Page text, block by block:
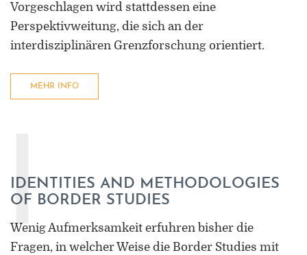
Vorgeschlagen wird stattdessen eine
Perspektivweitung, die sich an der
interdisziplinären Grenzforschung orientiert.
MEHR INFO
IDENTITIES AND METHODOLOGIES
OF BORDER STUDIES
I
Wenig Aufmerksamkeit erfuhren bisher die
Fragen, in welcher Weise die Border Studies mit